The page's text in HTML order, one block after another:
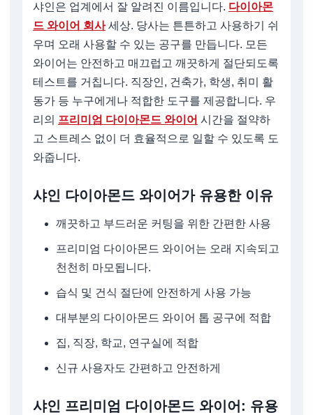
샤인은 업계에서 잘 알려진 이름입니다. 다이아몬
드 와이어 회사세상. 당사는 튼튼하고 사용하기 쉬
우며 오래 사용할 수 있는 공구를 만듭니다. 모든
와이어는 안전하고 매끄럽고 깨끗하게 절단되도록
테스트를 거칩니다. 직장인, 건축가, 학생, 취미 활
동가 등 누구에게나 적합한 도구를 제공합니다. 우
리의 프리미엄 다이아몬드 와이어 시간을 절약하
고 스트레스 없이 더 효율적으로 일할 수 있도록 도
와줍니다.
샤인 다이아몬드 와이어가 유용한 이유
깨끗하고 부드러운 커팅을 위한 간편한 사용
프리미엄 다이아몬드 와이어는 오래 지속되고
천천히 마모됩니다.
습식 및 건식 절단에 안전하게 사용 가능
대부분의 다이아몬드 와이어 톱 공구에 적합
집, 직장, 학교, 연구실에 적합
신규 사용자도 간편하고 안전하게
샤인 프리미엄 다이아몬드 와이어: 유용